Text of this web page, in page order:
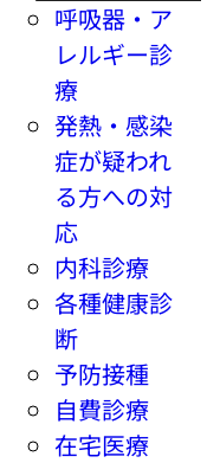
呼吸器・ア
レルギー診
療
発熱・感染
症が疑われ
る方への対
応
内科診療
各種健康診
断
予防接種
自費診療
在宅医療